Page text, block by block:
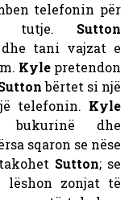
telefonin për
tutje. Sutton
tani vajzat e
Kylepretendon
bërtet si një
telefonin. Kyle
dhe
sqaron se nëse
Sutton; se
lëshon zonjat të